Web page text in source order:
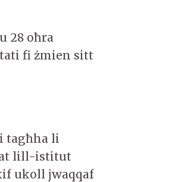
28 oħra
fi żmien sitt
tagħha li
lill-istitut
ukoll jwaqqaf